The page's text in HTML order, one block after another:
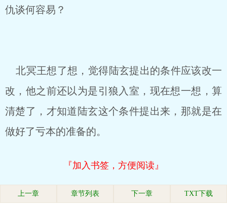
仇谈何容易？
北冥王想了想，觉得陆玄提出的条件应该改一
改，他之前还以为是引狼入室，现在想一想，算
清楚了，才知道陆玄这个条件提出来，那就是在
做好了亏本的准备的。
『加入书签，方便阅读』
上一章 章节列表 下一章 TXT下载